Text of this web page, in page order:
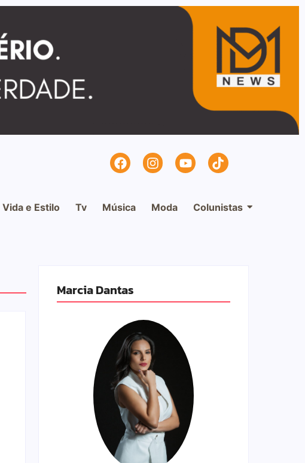
Vida e Estilo Tv Música Moda Colunistas
Marcia Dantas